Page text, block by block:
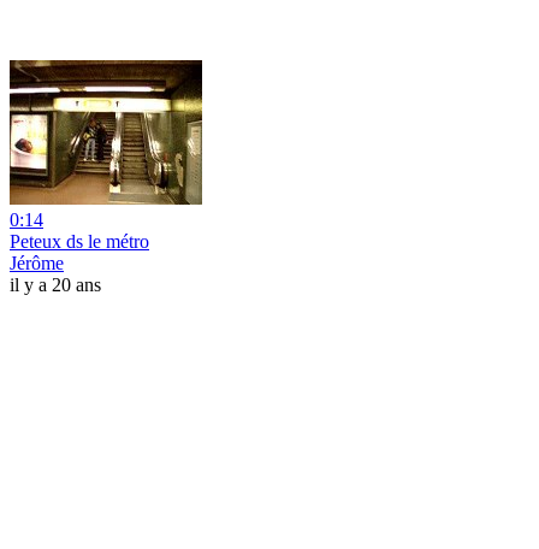
0:14
Peteux ds le métro
Jérôme
il y a 20 ans